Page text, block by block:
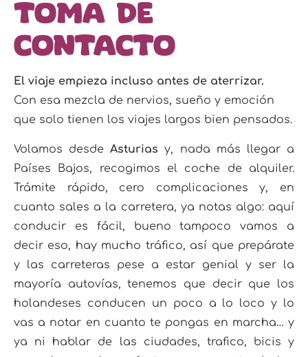
toma de
contacto
El viaje empieza incluso antes de aterrizar.
Con esa mezcla de nervios, sueño y emoción
que solo tienen los viajes largos bien pensados.
Volamos desdeAsturias y, nada más llegar a
Países Bajos, recogimos el coche de alquiler.
Trámite rápido, cero complicaciones y, en
cuanto sales a la carretera, ya notas algo: aquí
conducir es fácil, bueno tampoco vamos a
decir eso, hay mucho tráfico, así que prepárate
y las carreteras pese a estar genial y ser la
mayoría autovías, tenemos que decir que los
holandeses conducen un poco a lo loco y lo
vas a notar en cuanto te pongas en marcha… y
ya ni hablar de las ciudades, trafico, bicis y